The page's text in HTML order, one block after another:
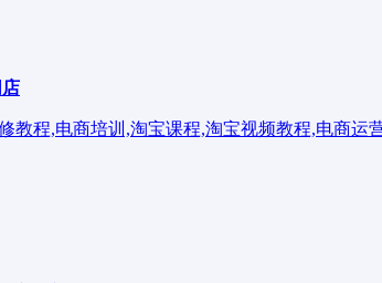
程,电商培训,淘宝课程,淘宝视频教程,电商